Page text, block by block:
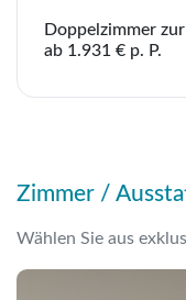
Doppelzimmer
ab 1.931 € p. P.
Zimmer /
Wählen Sie aus
Link kopieren